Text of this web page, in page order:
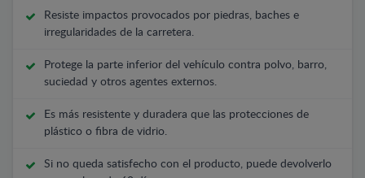
Resiste impactos provocados por piedras, baches e
irregularidades de la carretera.
Protege la parte inferior del vehículo contra polvo, barro,
suciedad y otros agentes externos.
Es más resistente y duradera que las protecciones de
plástico o fibra de vidrio.
Si no queda satisfecho con el producto, puede devolverlo